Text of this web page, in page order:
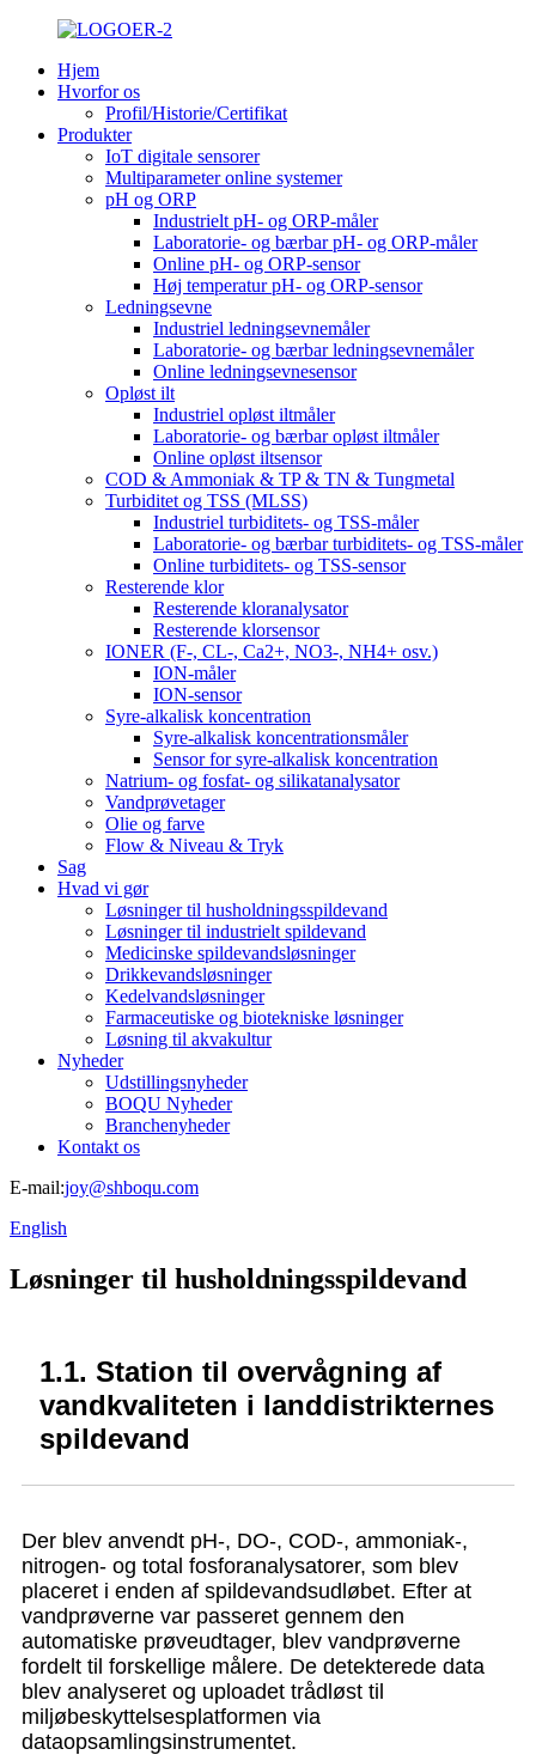
Hjem
Hvorfor os
Profil/Historie/Certifikat
Produkter
IoT digitale sensorer
Multiparameter online systemer
pH og ORP
Industrielt pH- og ORP-måler
Laboratorie- og bærbar pH- og ORP-måler
Online pH- og ORP-sensor
Høj temperatur pH- og ORP-sensor
Ledningsevne
Industriel ledningsevnemåler
Laboratorie- og bærbar ledningsevnemåler
Online ledningsevnesensor
Opløst ilt
Industriel opløst iltmåler
Laboratorie- og bærbar opløst iltmåler
Online opløst iltsensor
COD & Ammoniak & TP & TN & Tungmetal
Turbiditet og TSS (MLSS)
Industriel turbiditets- og TSS-måler
Laboratorie- og bærbar turbiditets- og TSS-måler
Online turbiditets- og TSS-sensor
Resterende klor
Resterende kloranalysator
Resterende klorsensor
IONER (F-, CL-, Ca2+, NO3-, NH4+ osv.)
ION-måler
ION-sensor
Syre-alkalisk koncentration
Syre-alkalisk koncentrationsmåler
Sensor for syre-alkalisk koncentration
Natrium- og fosfat- og silikatanalysator
Vandprøvetager
Olie og farve
Flow & Niveau & Tryk
Sag
Hvad vi gør
Løsninger til husholdningsspildevand
Løsninger til industrielt spildevand
Medicinske spildevandsløsninger
Drikkevandsløsninger
Kedelvandsløsninger
Farmaceutiske og biotekniske løsninger
Løsning til akvakultur
Nyheder
Udstillingsnyheder
BOQU Nyheder
Branchenyheder
Kontakt os
E-mail:joy@shboqu.com
English
Løsninger til husholdningsspildevand
1.1. Station til overvågning af
vandkvaliteten i landdistrikternes
spildevand
Der blev anvendt pH-, DO-, COD-, ammoniak-,
nitrogen- og total fosforanalysatorer, som blev
placeret i enden af ​​spildevandsudløbet. Efter at
vandprøverne var passeret gennem den
automatiske prøveudtager, blev vandprøverne
fordelt til forskellige målere. De detekterede data
blev analyseret og uploadet trådløst til
miljøbeskyttelsesplatformen via
dataopsamlingsinstrumentet.